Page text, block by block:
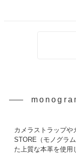
カメラストラップや
STORE（モノグラ
た上質な本革を使用